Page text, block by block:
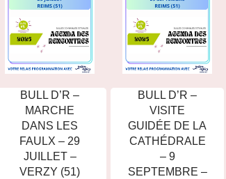
BULL D’R –
MARCHE
DANS LES
FAULX – 29
JUILLET –
VERZY (51)
BULL D’R –
VISITE
GUIDÉE DE LA
CATHÉDRALE
– 9
SEPTEMBRE –